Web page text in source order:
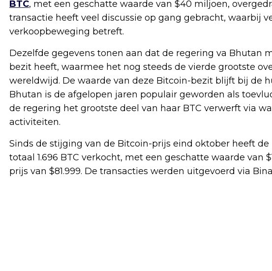
BTC, met een geschatte waarde van $40 miljoen,
transactie heeft veel discussie op gang gebracht, waarbij
verkoopbeweging betreft.
Dezelfde gegevens tonen aan dat de regering va Bhutan
bezit heeft, waarmee het nog steeds de vierde grootste
wereldwijd. De waarde van deze Bitcoin-bezit blijft bij de
Bhutan is de afgelopen jaren populair geworden als
de regering het grootste deel van haar BTC verwerft via
activiteiten.
Sinds de stijging van de Bitcoin-prijs eind oktober heeft
totaal 1.696 BTC verkocht, met een geschatte waarde van
prijs van $81.999. De transacties werden uitgevoerd via